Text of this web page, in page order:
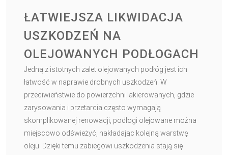
ŁATWIEJSZA LIKWIDACJA
USZKODZEŃ NA
OLEJOWANYCH PODŁOGACH
Jedną z istotnych zalet olejowanych podłóg jest ich
łatwość w naprawie drobnych uszkodzeń. W
przeciwieństwie do powierzchni lakierowanych, gdzie
zarysowania i przetarcia często wymagają
skomplikowanej renowacji, podłogi olejowane można
miejscowo odświeżyć, nakładając kolejną warstwę
oleju. Dzięki temu zabiegowi uszkodzenia stają się